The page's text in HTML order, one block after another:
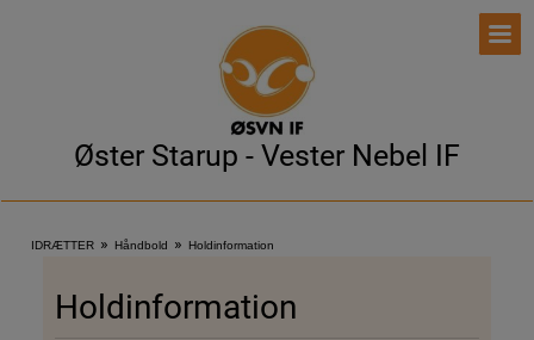
Øster Starup - Vester Nebel IF
IDRÆTTER » Håndbold » Holdinformation
Holdinformation